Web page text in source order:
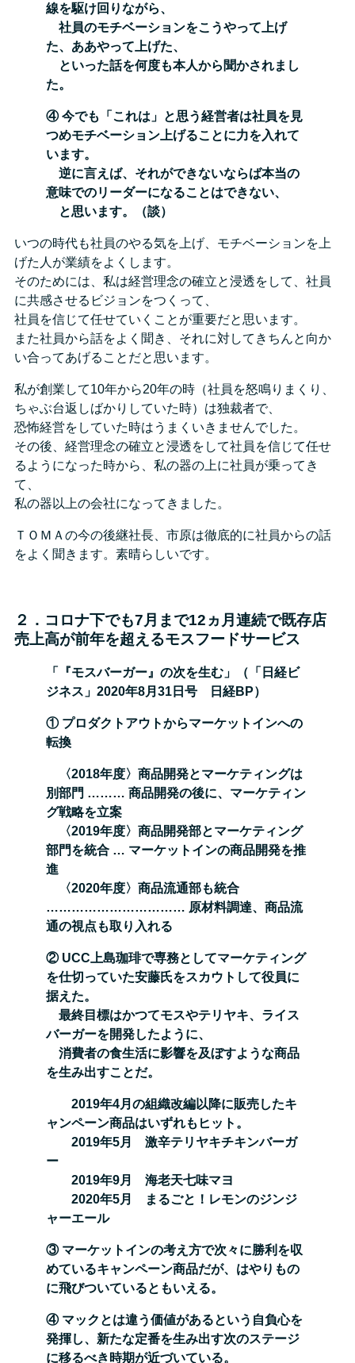
線を駆け回りながら、
社員のモチベーションをこうやって上げ
た、ああやって上げた、
といった話を何度も本人から聞かされまし
た。
④ 今でも「これは」と思う経営者は社員を見
つめモチベーション上げることに力を入れて
います。
逆に言えば、それができないならば本当の
意味でのリーダーになることはできない、
と思います。（談）
いつの時代も社員のやる気を上げ、モチベーションを上
げた人が業績をよくします。
そのためには、私は経営理念の確立と浸透をして、社員
に共感させるビジョンをつくって、
社員を信じて任せていくことが重要だと思います。
また社員から話をよく聞き、それに対してきちんと向か
い合ってあげることだと思います。
私が創業して10年から20年の時（社員を怒鳴りまくり、
ちゃぶ台返しばかりしていた時）は独裁者で、
恐怖経営をしていた時はうまくいきませんでした。
その後、経営理念の確立と浸透をして社員を信じて任せ
るようになった時から、私の器の上に社員が乗ってき
て、
私の器以上の会社になってきました。
ＴＯＭＡの今の後継社長、市原は徹底的に社員からの話
をよく聞きます。素晴らしいです。
２．コロナ下でも7月まで12ヵ月連続で既存店
売上高が前年を超えるモスフードサービス
「『モスバーガー』の次を生む」（「日経ビ
ジネス」2020年8月31日号 日経BP）
① プロダクトアウトからマーケットインへの
転換
〈2018年度〉商品開発とマーケティングは
別部門 ……… 商品開発の後に、マーケティン
グ戦略を立案
〈2019年度〉商品開発部とマーケティング
部門を統合 … マーケットインの商品開発を推
進
〈2020年度〉商品流通部も統合
…………………………… 原材料調達、商品流
通の視点も取り入れる
② UCC上島珈琲で専務としてマーケティング
を仕切っていた安藤氏をスカウトして役員に
据えた。
最終目標はかつてモスやテリヤキ、ライス
バーガーを開発したように、
消費者の食生活に影響を及ぼすような商品
を生み出すことだ。
2019年4月の組織改編以降に販売したキ
ャンペーン商品はいずれもヒット。
2019年5月 激辛テリヤキチキンバーガ
ー
2019年9月 海老天七味マヨ
2020年5月 まるごと！レモンのジンジ
ャーエール
③ マーケットインの考え方で次々に勝利を収
めているキャンペーン商品だが、はやりもの
に飛びついているともいえる。
④ マックとは違う価値があるという自負心を
発揮し、新たな定番を生み出す次のステージ
に移るべき時期が近づいている。